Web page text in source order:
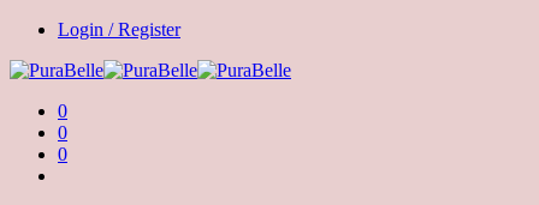
Login / Register
0
0
0